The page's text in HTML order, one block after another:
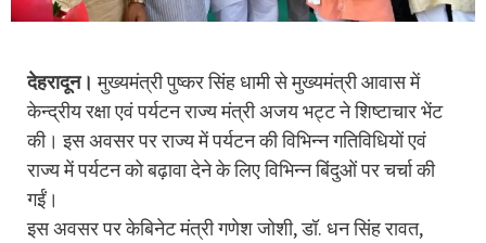
देहरादून। मुख्यमंत्री पुष्कर सिंह धामी से मुख्यमंत्री आवास में
केन्द्रीय रक्षा एवं पर्यटन राज्य मंत्री अजय भट्ट ने शिष्टाचार भेंट
की। इस अवसर पर राज्य में पर्यटन की विभिन्न गतिविधियों एवं
राज्य में पर्यटन को बढ़ावा देने के लिए विभिन्न बिंदुओं पर चर्चा की
गईं।
इस अवसर पर केबिनेट मंत्री गणेश जोशी, डॉ. धन सिंह रावत,